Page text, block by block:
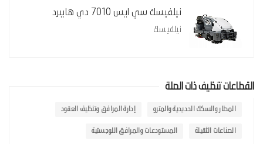
نيلفيسك سي ايس 7010 دي هايبرد
نيلفيسك
القطاعات تنظيف ذات الصلة
المطار والسكك الحديدية والمترو إدارة المرافق وتنظيف العقود
الصناعات الثقيلة المستودعات والمرافق اللوجستية